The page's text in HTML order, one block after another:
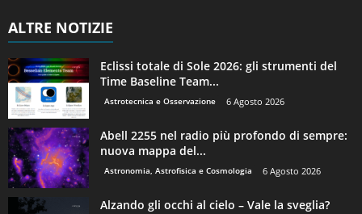
ALTRE NOTIZIE
Eclissi totale di Sole 2026: gli strumenti del
Time Baseline Team...
Astrotecnica e Osservazione 6 Agosto 2026
Abell 2255 nel radio più profondo di sempre:
nuova mappa del...
Astronomia, Astrofisica e Cosmologia 6 Agosto 2026
Alzando gli occhi al cielo – Vale la sveglia?